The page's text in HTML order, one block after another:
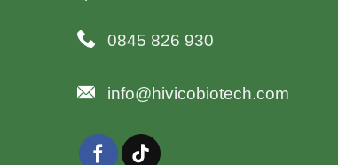
0845 826 930
info@hivicobiotech.com